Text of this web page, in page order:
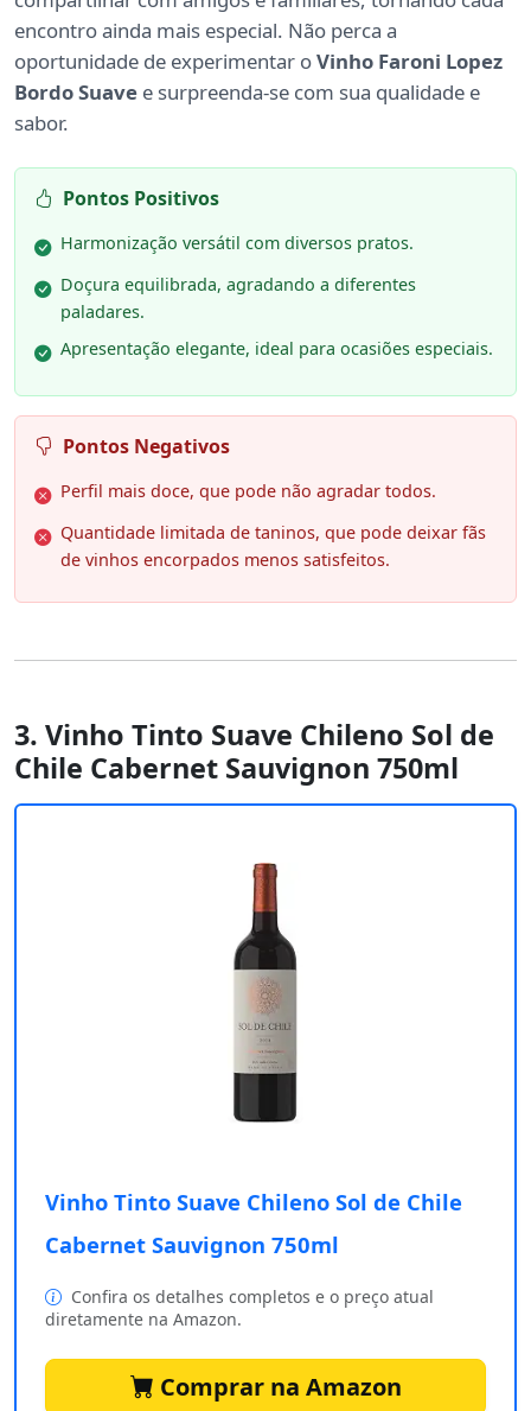
encontro ainda mais especial. Não perca a
oportunidade de experimentar oVinho Faroni Lopez
Bordo Suave e surpreenda-se com sua qualidade e
sabor.
Pontos Positivos
Harmonização versátil com diversos pratos.
Doçura equilibrada, agradando a diferentes
paladares.
Apresentação elegante, ideal para ocasiões especiais.
Pontos Negativos
Perfil mais doce, que pode não agradar todos.
Quantidade limitada de taninos, que pode deixar fãs
de vinhos encorpados menos satisfeitos.
3. Vinho Tinto Suave Chileno Sol de
Chile Cabernet Sauvignon 750ml
Vinho Tinto Suave Chileno Sol de Chile
Cabernet Sauvignon 750ml
Confira os detalhes completos e o preço atual
diretamente na Amazon.
Comprar na Amazon